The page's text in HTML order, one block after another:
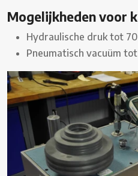
Mogelijkheden voor
Hydraulische druk tot
Pneumatisch vacuüm